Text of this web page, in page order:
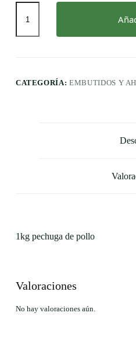
Pechuga
1kg
CATEGORÍA:EMBUTIDOS Y
1kg pechuga de pollo
Valoraciones
No hay valoraciones aún.